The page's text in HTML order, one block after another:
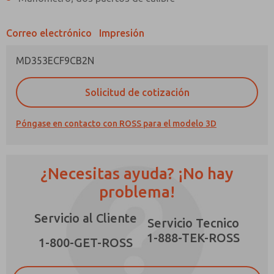
Correo electrónico Impresión
MD353ECF9CB2N
Solicitud de cotización
Póngase en contacto con ROSS para el modelo 3D
¿Necesitas ayuda? ¡No hay
problema!
Servicio al Cliente
1-800-GET-ROSS
Servicio Tecnico
1-888-TEK-ROSS
¿Método de Contacto Preferido?
Correo Electrónico
Teléfono
Envíenme actualizaciones periódicas sobre
*Sí, he leído la política de privacidad y acepto
que los datos que proporcione se recopilarán
y almacenarán electrónicamente. Mis datos se
destinados a procesar y responder a mi
solicitud. Al enviar el formulario de contacto,
acepto el procesamiento.
×